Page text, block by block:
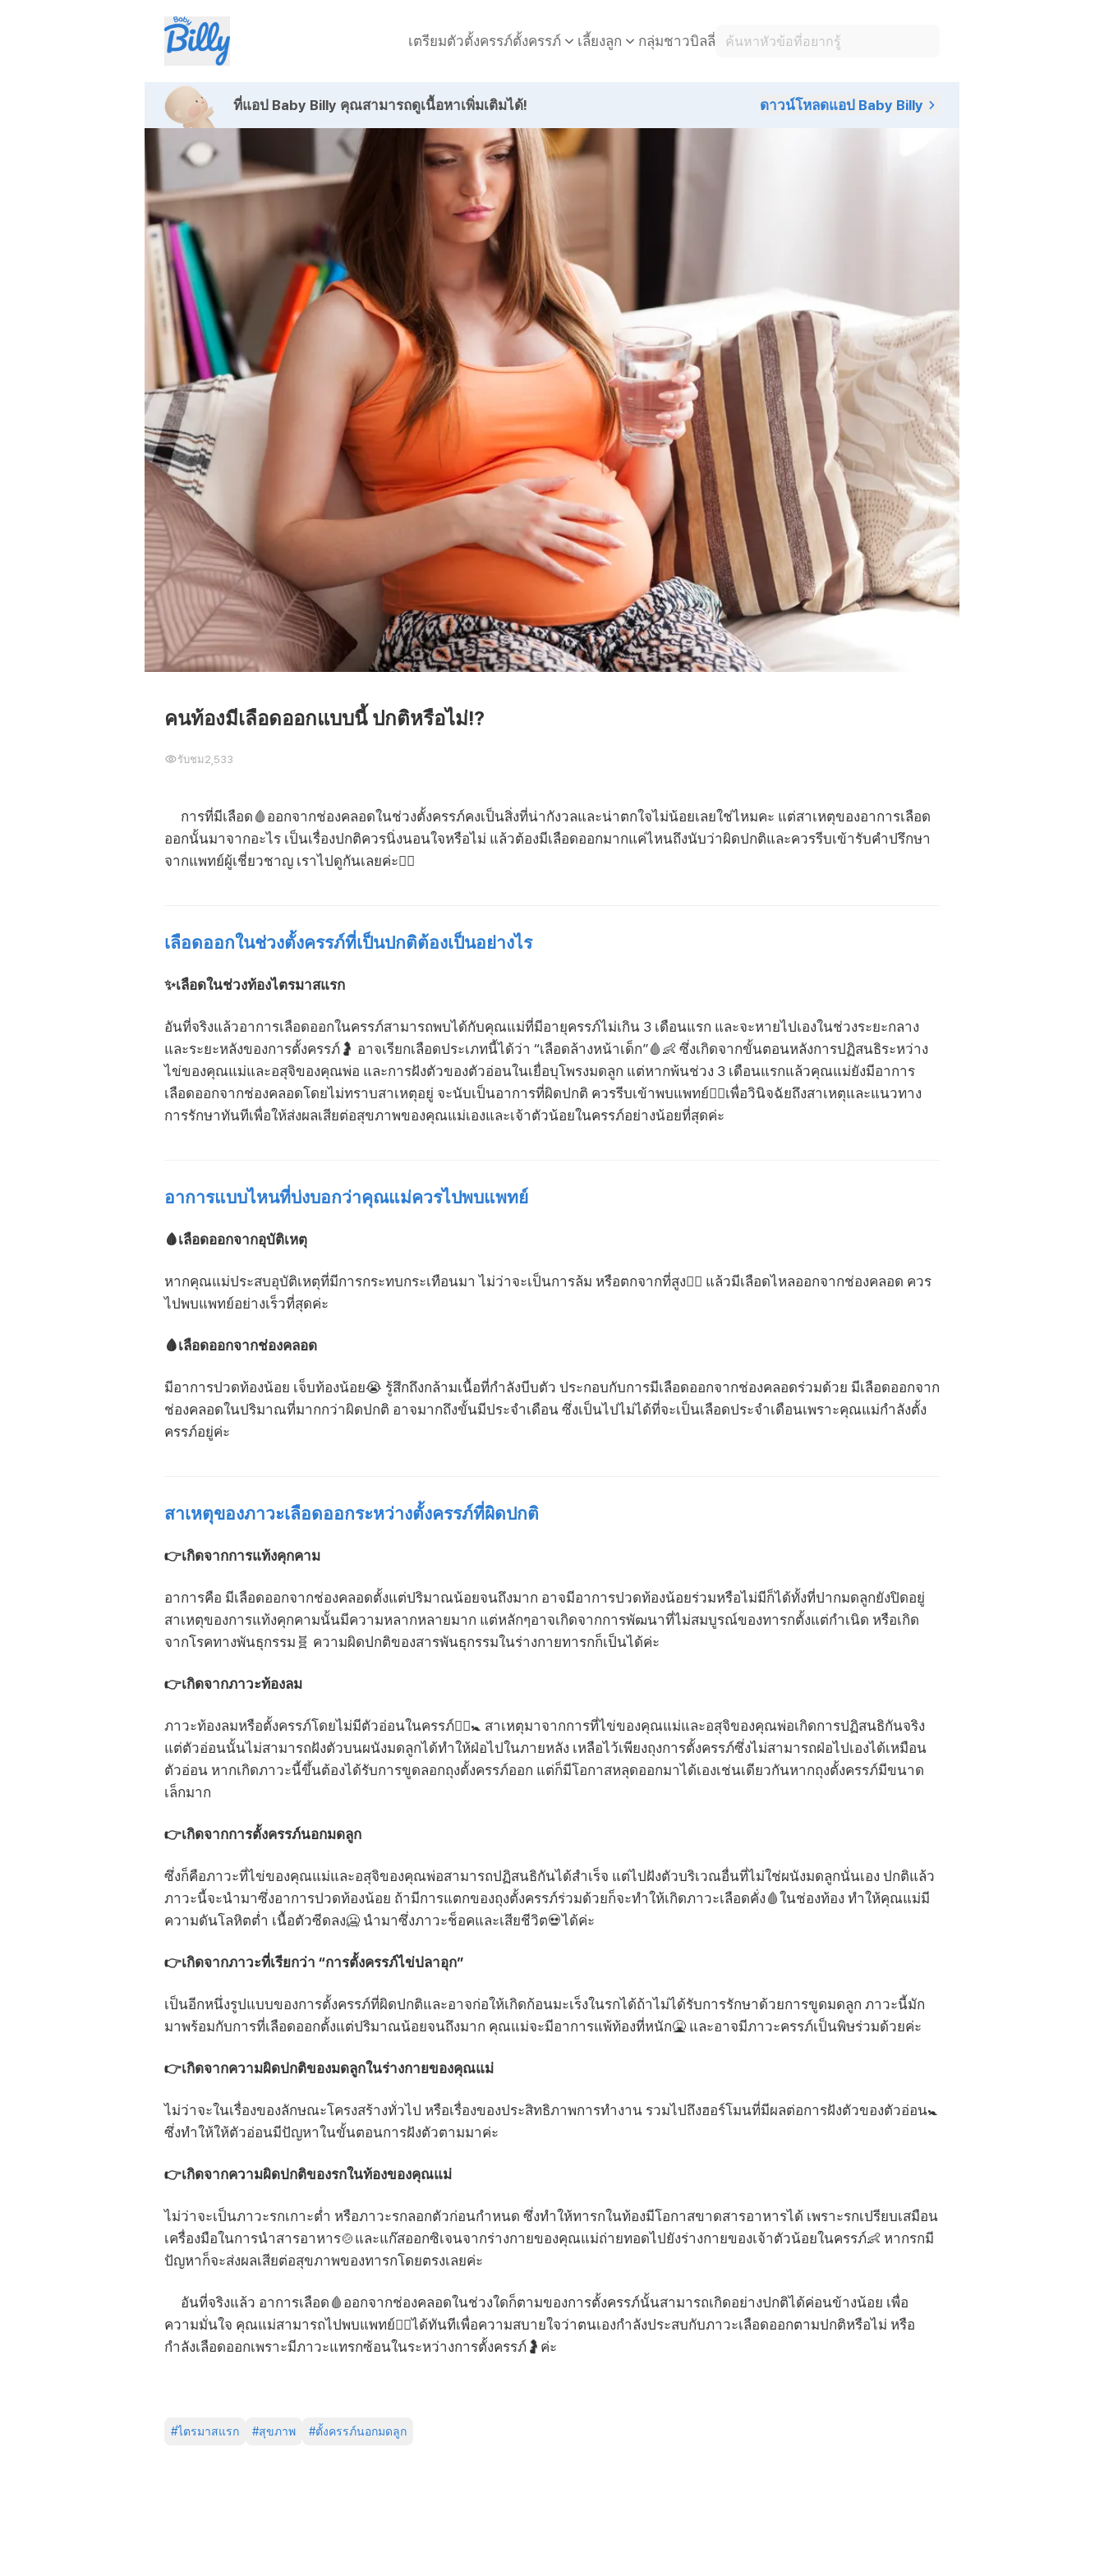
เตรียมตัวตั้งครรภ์ตั้งครรภ์ เลี้ยงลูก กลุ่มชาวบิลลี่
ที่แอป Baby Billy คุณสามารถดูเนื้อหาเพิ่มเติมได้! ดาวน์โหลดแอป Baby Billy
คนท้องมีเลือดออกแบบนี้ ปกติหรือไม่!?
รับชม2,533
การที่มีเลือด🩸ออกจากช่องคลอดในช่วงตั้งครรภ์คงเป็นสิ่งที่น่ากังวลและน่าตกใจไม่น้อยเลยใช่ไหมคะ แต่สาเหตุของอาการเลือด
ออกนั้นมาจากอะไร เป็นเรื่องปกติควรนิ่งนอนใจหรือไม่ แล้วต้องมีเลือดออกมากแค่ไหนถึงนับว่าผิดปกติและควรรีบเข้ารับคำปรึกษา
จากแพทย์ผู้เชี่ยวชาญ เราไปดูกันเลยค่ะ💁‍♀️
เลือดออกในช่วงตั้งครรภ์ที่เป็นปกติต้องเป็นอย่างไร
✨เลือดในช่วงท้องไตรมาสแรก
อันที่จริงแล้วอาการเลือดออกในครรภ์สามารถพบได้กับคุณแม่ที่มีอายุครรภ์ไม่เกิน 3 เดือนแรก และจะหายไปเองในช่วงระยะกลาง
และระยะหลังของการตั้งครรภ์🤰 อาจเรียกเลือดประเภทนี้ได้ว่า “เลือดล้างหน้าเด็ก”🩸👶 ซึ่งเกิดจากขั้นตอนหลังการปฏิสนธิระหว่าง
ไข่ของคุณแม่และอสุจิของคุณพ่อ และการฝังตัวของตัวอ่อนในเยื่อบุโพรงมดลูก แต่หากพ้นช่วง 3 เดือนแรกแล้วคุณแม่ยังมีอาการ
เลือดออกจากช่องคลอดโดยไม่ทราบสาเหตุอยู่ จะนับเป็นอาการที่ผิดปกติ ควรรีบเข้าพบแพทย์👩‍⚕️เพื่อวินิจฉัยถึงสาเหตุและแนวทาง
การรักษาทันทีเพื่อให้ส่งผลเสียต่อสุขภาพของคุณแม่เองและเจ้าตัวน้อยในครรภ์อย่างน้อยที่สุดค่ะ
อาการแบบไหนที่บ่งบอกว่าคุณแม่ควรไปพบแพทย์
🩸เลือดออกจากอุบัติเหตุ
หากคุณแม่ประสบอุบัติเหตุที่มีการกระทบกระเทือนมา ไม่ว่าจะเป็นการล้ม หรือตกจากที่สูง🧗‍♀️ แล้วมีเลือดไหลออกจากช่องคลอด ควร
ไปพบแพทย์อย่างเร็วที่สุดค่ะ
🩸เลือดออกจากช่องคลอด
มีอาการปวดท้องน้อย เจ็บท้องน้อย😭 รู้สึกถึงกล้ามเนื้อที่กำลังบีบตัว ประกอบกับการมีเลือดออกจากช่องคลอดร่วมด้วย มีเลือดออกจาก
ช่องคลอดในปริมาณที่มากกว่าผิดปกติ อาจมากถึงขั้นมีประจำเดือน ซึ่งเป็นไปไม่ได้ที่จะเป็นเลือดประจำเดือนเพราะคุณแม่กำลังตั้ง
ครรภ์อยู่ค่ะ
สาเหตุของภาวะเลือดออกระหว่างตั้งครรภ์ที่ผิดปกติ
👉เกิดจากการแท้งคุกคาม
อาการคือ มีเลือดออกจากช่องคลอดตั้งแต่ปริมาณน้อยจนถึงมาก อาจมีอาการปวดท้องน้อยร่วมหรือไม่มีก็ได้ทั้งที่ปากมดลูกยังปิดอยู่
สาเหตุของการแท้งคุกคามนั้นมีความหลากหลายมาก แต่หลักๆอาจเกิดจากการพัฒนาที่ไม่สมบูรณ์ของทารกตั้งแต่กำเนิด หรือเกิด
จากโรคทางพันธุกรรม🧬 ความผิดปกติของสารพันธุกรรมในร่างกายทารกก็เป็นได้ค่ะ
👉เกิดจากภาวะท้องลม
ภาวะท้องลมหรือตั้งครรภ์โดยไม่มีตัวอ่อนในครรภ์🙅‍♀️🚼 สาเหตุมาจากการที่ไข่ของคุณแม่และอสุจิของคุณพ่อเกิดการปฏิสนธิกันจริง
แต่ตัวอ่อนนั้นไม่สามารถฝังตัวบนผนังมดลูกได้ทำให้ฝ่อไปในภายหลัง เหลือไว้เพียงถุงการตั้งครรภ์ซึ่งไม่สามารถฝ่อไปเองได้เหมือน
ตัวอ่อน หากเกิดภาวะนี้ขึ้นต้องได้รับการขูดลอกถุงตั้งครรภ์ออก แต่ก็มีโอกาสหลุดออกมาได้เองเช่นเดียวกันหากถุงตั้งครรภ์มีขนาด
เล็กมาก
👉เกิดจากการตั้งครรภ์นอกมดลูก
ซึ่งก็คือภาวะที่ไข่ของคุณแม่และอสุจิของคุณพ่อสามารถปฏิสนธิกันได้สำเร็จ แต่ไปฝังตัวบริเวณอื่นที่ไม่ใช่ผนังมดลูกนั่นเอง ปกติแล้ว
ภาวะนี้จะนำมาซึ่งอาการปวดท้องน้อย ถ้ามีการแตกของถุงตั้งครรภ์ร่วมด้วยก็จะทำให้เกิดภาวะเลือดคั่ง🩸ในช่องท้อง ทำให้คุณแม่มี
ความดันโลหิตต่ำ เนื้อตัวซีดลง🥶 นำมาซึ่งภาวะช็อคและเสียชีวิต💀ได้ค่ะ
👉เกิดจากภาวะที่เรียกว่า “การตั้งครรภ์ไข่ปลาอุก”
เป็นอีกหนึ่งรูปแบบของการตั้งครรภ์ที่ผิดปกติและอาจก่อให้เกิดก้อนมะเร็งในรกได้ถ้าไม่ได้รับการรักษาด้วยการขูดมดลูก ภาวะนี้มัก
มาพร้อมกับการที่เลือดออกตั้งแต่ปริมาณน้อยจนถึงมาก คุณแม่จะมีอาการแพ้ท้องที่หนัก🤮 และอาจมีภาวะครรภ์เป็นพิษร่วมด้วยค่ะ
👉เกิดจากความผิดปกติของมดลูกในร่างกายของคุณแม่
ไม่ว่าจะในเรื่องของลักษณะโครงสร้างทั่วไป หรือเรื่องของประสิทธิภาพการทำงาน รวมไปถึงฮอร์โมนที่มีผลต่อการฝังตัวของตัวอ่อน🚼
ซึ่งทำให้ให้ตัวอ่อนมีปัญหาในขั้นตอนการฝังตัวตามมาค่ะ
👉เกิดจากความผิดปกติของรกในท้องของคุณแม่
ไม่ว่าจะเป็นภาวะรกเกาะต่ำ หรือภาวะรกลอกตัวก่อนกำหนด ซึ่งทำให้ทารกในท้องมีโอกาสขาดสารอาหารได้ เพราะรกเปรียบเสมือน
เครื่องมือในการนำสารอาหาร🍲และแก๊สออกซิเจนจากร่างกายของคุณแม่ถ่ายทอดไปยังร่างกายของเจ้าตัวน้อยในครรภ์👶 หากรกมี
ปัญหาก็จะส่งผลเสียต่อสุขภาพของทารกโดยตรงเลยค่ะ
อันที่จริงแล้ว อาการเลือด🩸ออกจากช่องคลอดในช่วงใดก็ตามของการตั้งครรภ์นั้นสามารถเกิดอย่างปกติได้ค่อนข้างน้อย เพื่อ
ความมั่นใจ คุณแม่สามารถไปพบแพทย์👩‍⚕️ได้ทันทีเพื่อความสบายใจว่าตนเองกำลังประสบกับภาวะเลือดออกตามปกติหรือไม่ หรือ
กำลังเลือดออกเพราะมีภาวะแทรกซ้อนในระหว่างการตั้งครรภ์🤰ค่ะ
#ไตรมาสแรก #สุขภาพ #ตั้งครรภ์นอกมดลูก